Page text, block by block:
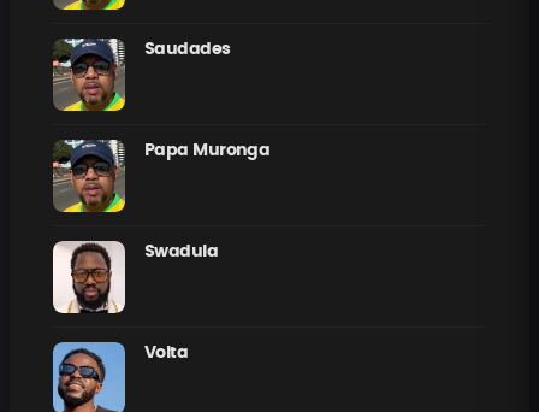
Saudades
Papa Muronga
Swadula
Volta